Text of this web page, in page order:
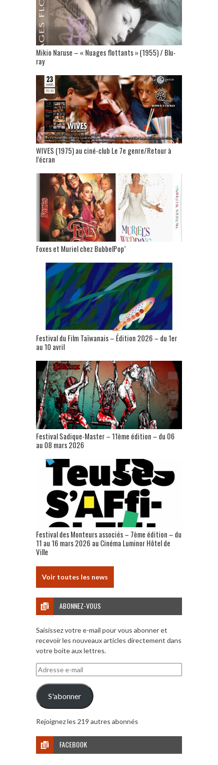
Mikio Naruse – « Nuages flottants » (1955) / Blu-
ray
WIVES (1975) au ciné-club Le 7e genre/Retour à
l’écran
Foxes et Muriel chez BubbelPop’
Festival du Film Taïwanais – Édition 2026 – du 1er
au 10 avril
Festival Sadique-Master – 11ème édition – du 06
au 08 mars 2026
Festival des Monteurs associés – 7ème édition – du
11 au 16 mars 2026 au Cinéma Luminor Hôtel de
Ville
Voir toutes les news
ABONNEZ-VOUS
Saisissez votre e-mail pour vous abonner et
recevoir les nouveaux articles directement dans
votre boite aux lettres.
Adresse
e-
mail
S'abonner
Rejoignez les 219 autres abonnés
FACEBOOK